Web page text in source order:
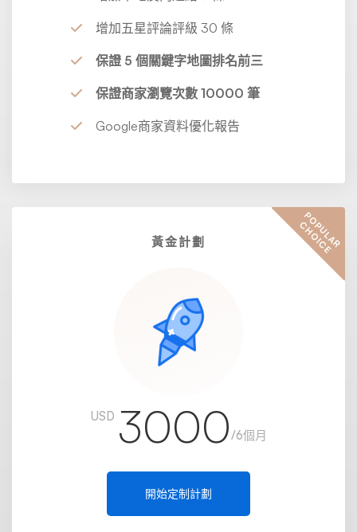
增加五星評論評級 30 條
保證 5 個關鍵字地圖排名前三
保證商家瀏覽次數 10000 筆
Google商家資料優化報告
P
O
P
U
L
A
R
C
H
O
I
C
E
黃金計劃
USD 3000/6個月
開始定制計劃